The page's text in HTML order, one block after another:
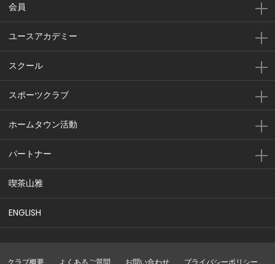
会員
ユースアカデミー
スクール
スポーツクラブ
ホームタウン活動
パートナー
喫茶山雅
ENGLISH
クラブ概要 よくあるご質問 お問い合わせ プライバシーポリシー